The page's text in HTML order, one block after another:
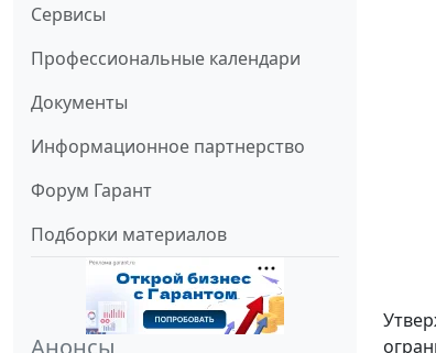
Сервисы
Профессиональные календари
Документы
Информационное партнерство
Форум Гарант
Подборки материалов